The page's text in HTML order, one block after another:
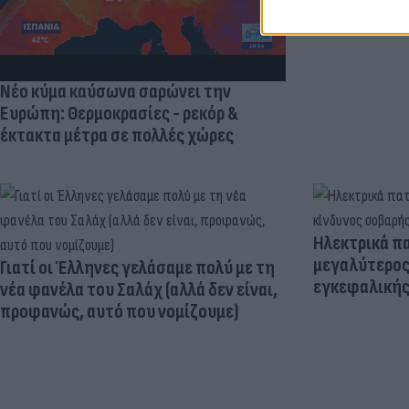
Νέο κύμα καύσωνα σαρώνει την
Ευρώπη: Θερμοκρασίες - ρεκόρ &
έκτακτα μέτρα σε πολλές χώρες
Γιατί οι Έλληνες γελάσαμε πολύ με τη
νέα φανέλα του Σαλάχ (αλλά δεν είναι,
προφανώς, αυτό που νομίζουμε)
Ηλεκτρικά